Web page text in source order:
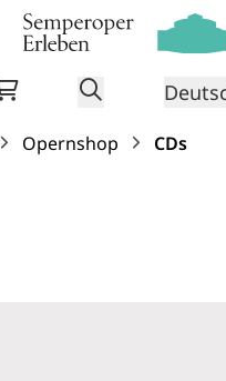
Suche
Opernshop CDs